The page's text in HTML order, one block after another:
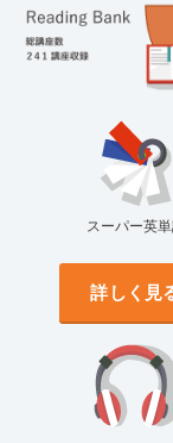
スーパー英
詳しく見